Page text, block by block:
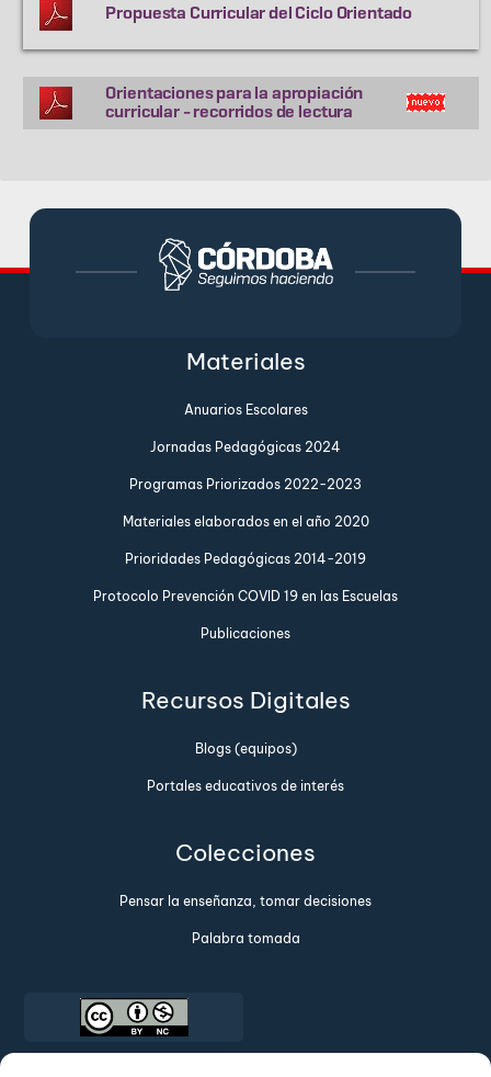
Propuesta Curricular del Ciclo Orientado
Orientaciones para la apropiación
curricular - recorridos de lectura
Materiales
Anuarios Escolares
Jornadas Pedagógicas 2024
Programas Priorizados 2022-2023
Materiales elaborados en el año 2020
Prioridades Pedagógicas 2014-2019
Protocolo Prevención COVID 19 en las Escuelas
Publicaciones
Recursos Digitales
Blogs (equipos)
Portales educativos de interés
Colecciones
Pensar la enseñanza, tomar decisiones
Palabra tomada